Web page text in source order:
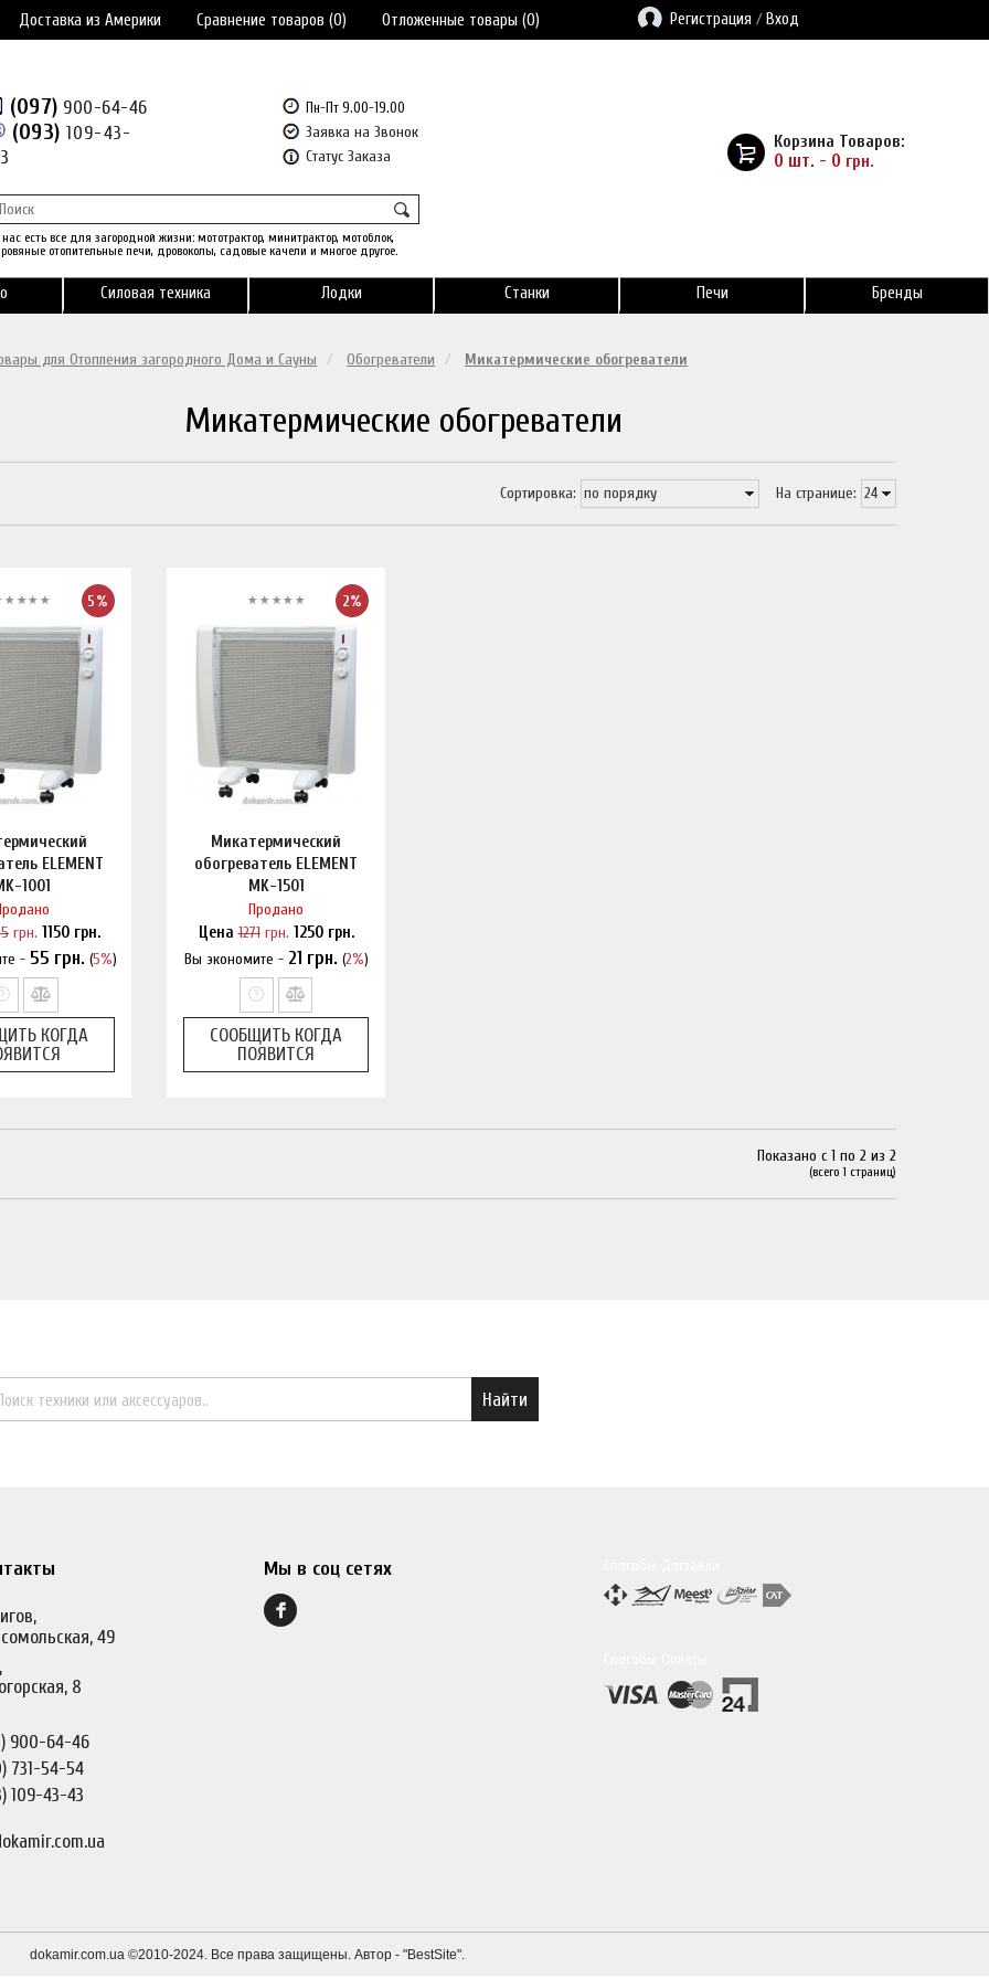
Доставка из Америки Сравнение товаров (0) Отложенные товары (0) Регистрация / Вход
(097) 900-64-46
(093) 109-43-
Пн-Пт 9.00-19.00
Заявка на Звонок
Статус Заказа
есть все для загородной жизни: мототрактор, минитрактор, мотоблок,
отопительные печи, дровоколы, садовые качели и многое другое.
Корзина Товаров:
0 шт. - 0 грн.
Силовая техника Лодки Станки Печи Бренды
для Отопления загородного Дома и Сауны Обогреватели Микатермические обогреватели
Микатермические обогреватели
На странице:
Сортировка:
5%
ELEMENT
1001
грн. 1150 грн.
- 55 грн. (5%)
дешевле?
КОГДА
2%
Микатермический
обогреватель ELEMENT
MK-1501
Продано
Цена1271грн. 1250грн.
Вы экономите - 21 грн. (2%)
Нашли дешевле?
СООБЩИТЬ КОГДА
ПОЯВИТСЯ
Показано с 1 по 2 из 2
(всего 1 страниц)
Найти
49
8
900-64-46
731-54-54
109-43-43
Мы в соц сетях
dokamir.com.ua ©2010-2024. Все права защищены. Автор - "BestSite".